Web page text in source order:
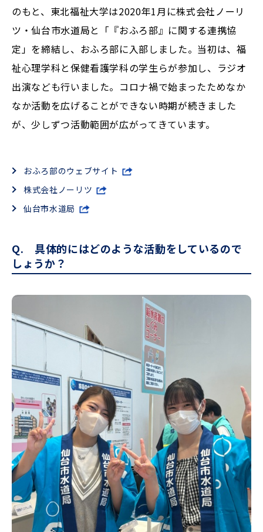
のもと、東北福祉大学は2020年1月に株式会社ノーリ
ツ・仙台市水道局と「『おふろ部』に関する連携協
定」を締結し、おふろ部に入部しました。当初は、福
祉心理学科と保健看護学科の学生らが参加し、ラジオ
出演なども行いました。コロナ禍で始まったためなか
なか活動を広げることができない時期が続きました
が、少しずつ活動範囲が広がってきています。
おふろ部のウェブサイト
株式会社ノーリツ
仙台市水道局
Q. 具体的にはどのような活動をしているので
しょうか？